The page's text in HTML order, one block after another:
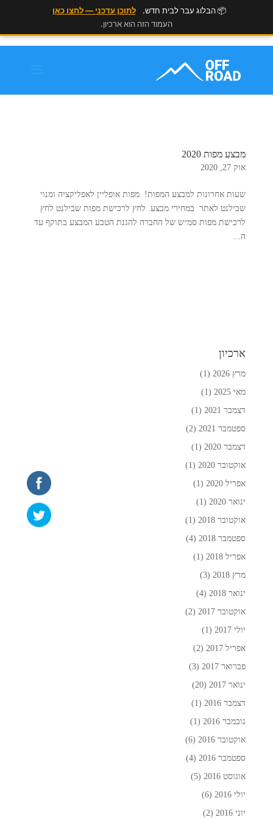
📦 הבלוג עבר לבית חדש.
לתוכן עדכני — לחצו כאן
העמוד הזה הוא ארכיון.
מבצע מפות 2020
אוק 27, 2020
שעות אחרונות למבצע המפות! מפות אופליין לאפליקציה ומנוי
שבילנט לאתר במחירי מבצע. לחץ לרכישת מפות שבילנט לחץ
לרכישת מפות סמ״ש של החברה להגנת הטבע המבצע בתוקף עד
ה...
ארכיון
מרץ 2026
(1)
מאי 2025
(1)
דצמבר 2021
(1)
ספטמבר 2021
(2)
דצמבר 2020
(1)
אוקטובר 2020
(1)
אפריל 2020
(1)
ינואר 2020
(1)
אוקטובר 2018
(1)
ספטמבר 2018
(4)
אפריל 2018
(1)
מרץ 2018
(3)
ינואר 2018
(4)
אוקטובר 2017
(2)
יולי 2017
(1)
אפריל 2017
(2)
פברואר 2017
(3)
ינואר 2017
(20)
דצמבר 2016
(1)
נובמבר 2016
(1)
אוקטובר 2016
(6)
ספטמבר 2016
(4)
אוגוסט 2016
(5)
יולי 2016
(6)
יוני 2016
(2)